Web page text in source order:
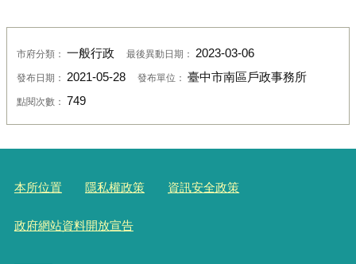
市府分類： 一般行政 最後異動日期： 2023-03-06
發布日期： 2021-05-28 發布單位： 臺中市南區戶政事務所
點閱次數： 749
本所位置 隱私權政策 資訊安全政策
政府網站資料開放宣告